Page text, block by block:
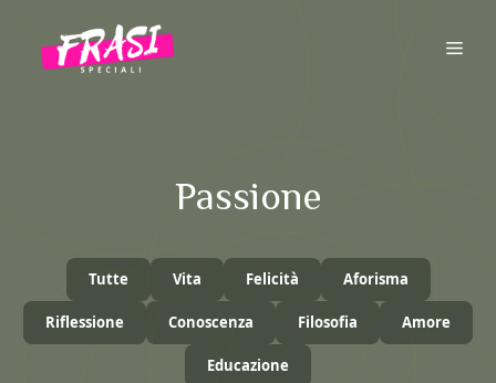
contenuto
Passione
Tutte Vita Felicità Aforisma
Riflessione Conoscenza Filosofia Amore
Educazione